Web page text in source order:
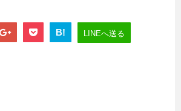
B! LINEへ送る